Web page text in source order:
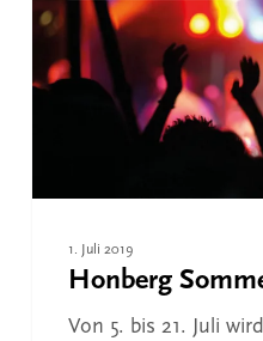
2019
1. Juli 2019
Honberg
Von 5. bis 21. Juli